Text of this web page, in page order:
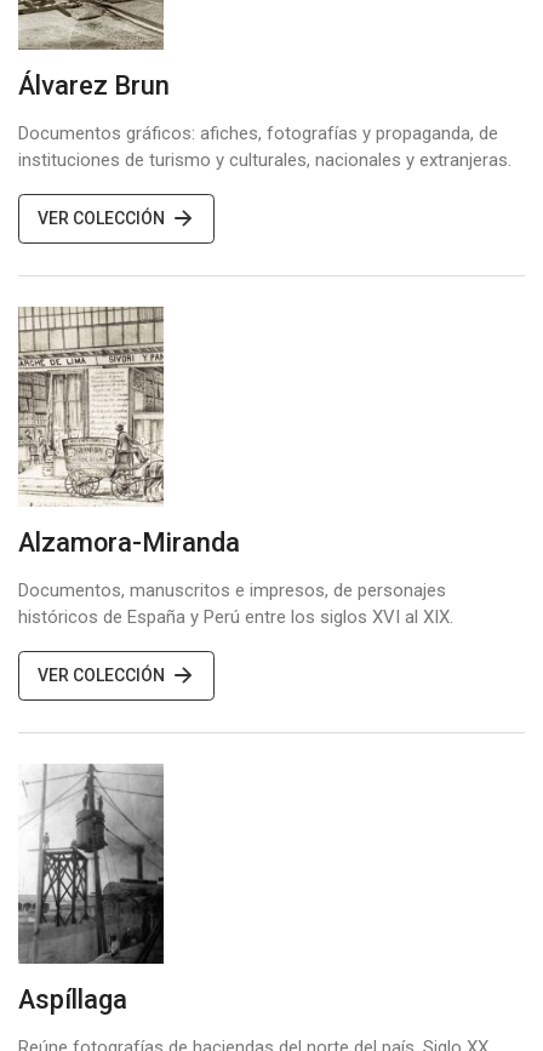
Álvarez Brun
Documentos gráficos: afiches, fotografías y propaganda, de
instituciones de turismo y culturales, nacionales y extranjeras.
VER COLECCIÓN
Alzamora-Miranda
Documentos, manuscritos e impresos, de personajes
históricos de España y Perú entre los siglos XVI al XIX.
VER COLECCIÓN
Aspíllaga